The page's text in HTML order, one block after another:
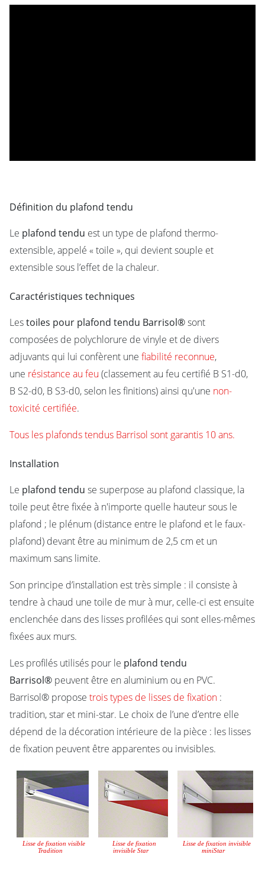
Définition du plafond tendu
Le plafond tendu est un type de plafond thermo-
extensible, appelé « toile », qui devient souple et
extensible sous l’effet de la chaleur.
Caractéristiques techniques
Lestoiles pour plafond tendu Barrisol®sont
composées de polychlorure de vinyle et de divers
adjuvants qui lui confèrent une fiabilité reconnue,
une résistance au feu (classement au feu certifié B S1-d0,
B S2-d0, B S3-d0, selon les finitions) ainsi qu'une non-
toxicité certifiée.
Tous les plafonds tendus Barrisol sont garantis 10 ans.
Installation
Le plafond tendu se superpose au plafond classique, la
toile peut être fixée à n'importe quelle hauteur sous le
plafond ; le plénum (distance entre le plafond et le faux-
plafond) devant être au minimum de 2,5 cm et un
maximum sans limite.
Son principe d’installation est très simple : il consiste à
tendre à chaud une toile de mur à mur, celle-ci est ensuite
enclenchée dans des lisses profilées qui sont elles-mêmes
fixées aux murs.
Les profilés utilisés pour le plafond tendu
Barrisol® peuvent être en aluminium ou en PVC.
Barrisol® propose trois types de lisses de fixation :
tradition, star et mini-star. Le choix de l’une d’entre elle
dépend de la décoration intérieure de la pièce : les lisses
de fixation peuvent être apparentes ou invisibles.
Lisse de fixation visible
Tradition
Lisse de fixation
invisible Star
Lisse de fixation invisible
miniStar